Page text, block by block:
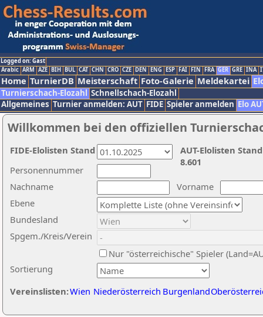
Logged on: Gast
Arabic ARM AZE BIH BUL CAT CHN CRO CZE DEN ENG ESP FAI FIN FRA GER GRE INA
Home TurnierDB Meisterschaft Foto-Galerie Meldekartei
Turnierschach-Elozahl Schnellschach-Elozahl
Allgemeines Turnier anmelden: AUT FIDE Spieler anmelden Elo
Willkommen bei den offiziellen
Nachname
Vorname
Ebene
Sortierung
Personennummer
Bundesland
Spgem./Kreis/Verein
Nur "österreichische" Spieler
Vereinslisten:Wien Niederösterreich Burgenland
AUT-Elolisten
8.601
FIDE-Elolisten Stand